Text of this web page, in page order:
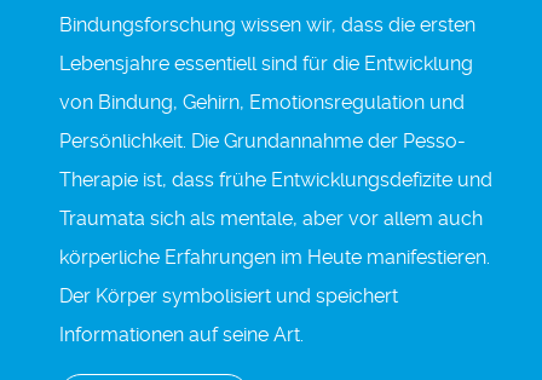
Bindungsforschung wissen wir, dass die ersten
Lebensjahre essentiell sind für die Entwicklung
von Bindung, Gehirn, Emotionsregulation und
Persönlichkeit. Die Grundannahme der Pesso-
Therapie ist, dass frühe Entwicklungsdefizite und
Traumata sich als mentale, aber vor allem auch
körperliche Erfahrungen im Heute manifestieren.
Der Körper symbolisiert und speichert
Informationen auf seine Art.